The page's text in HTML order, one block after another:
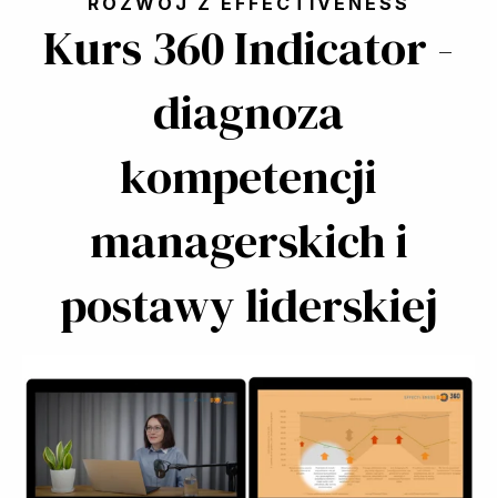
Kurs 360 Indicator -
diagnoza
kompetencji
managerskich i
postawy liderskiej